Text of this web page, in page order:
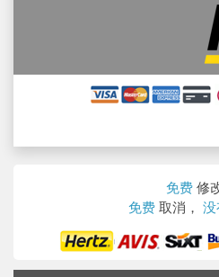
免费 修
免费 取消， 没